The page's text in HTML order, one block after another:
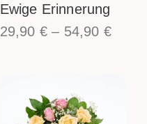
Ewige Erinnerung
29,90 €– 54,90 €